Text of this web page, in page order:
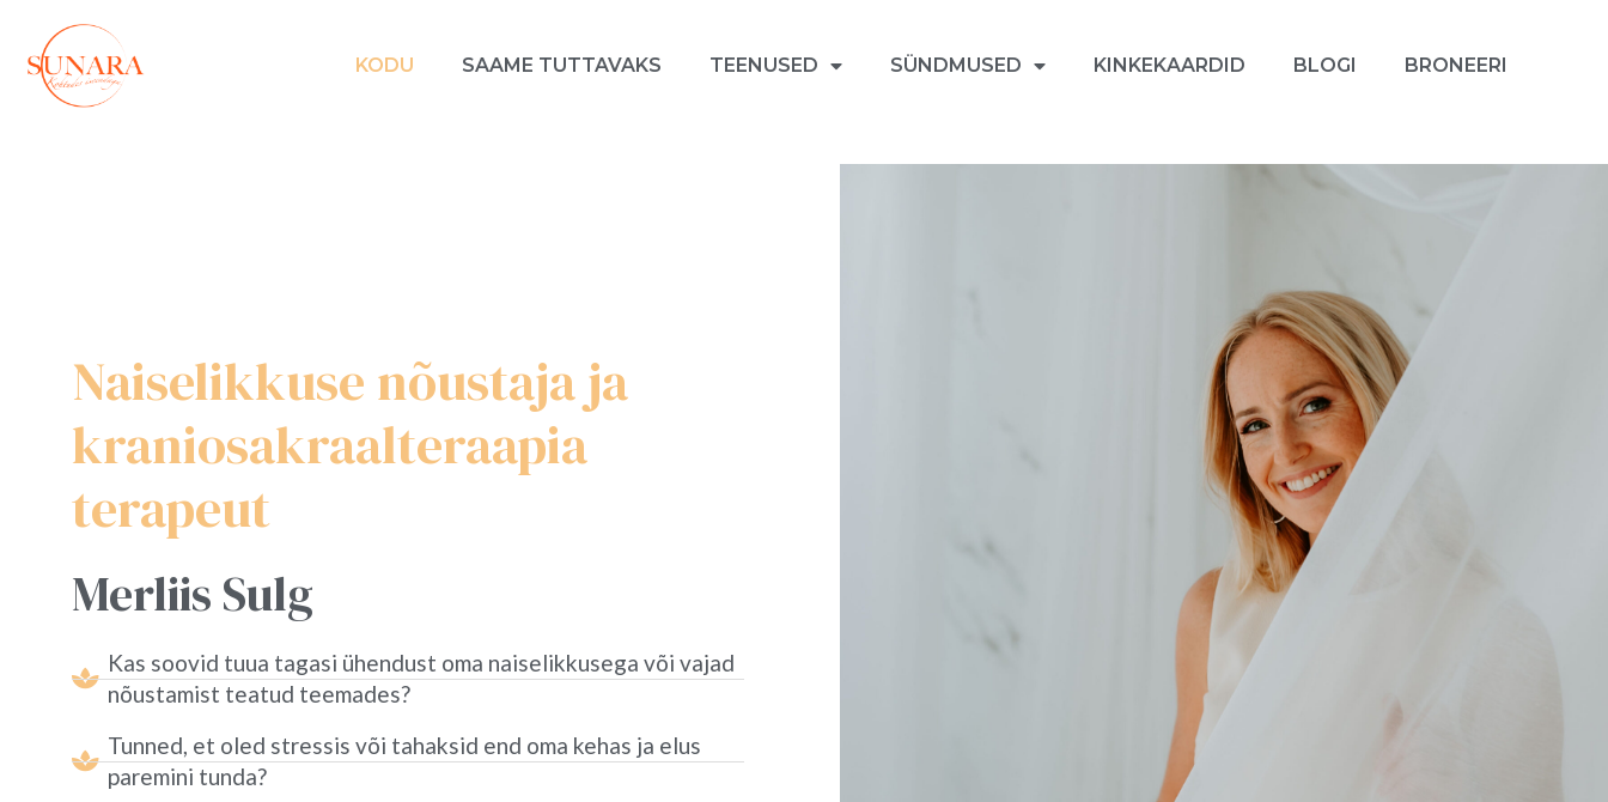
KODU SAAME TUTTAVAKS TEENUSED SÜNDMUSED KINKEKAARDID BLOGI BRONEERI
Naiselikkuse nõustaja ja
kraniosakraalteraapia
terapeut
Merliis Sulg
Kas soovid tuua tagasi ühendust oma naiselikkusega või vajad
nõustamist teatud teemades?
Tunned, et oled stressis või tahaksid end oma kehas ja elus
paremini tunda?